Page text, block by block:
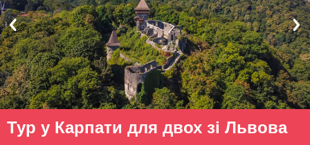
Тур у Карпати для двох зі Львова